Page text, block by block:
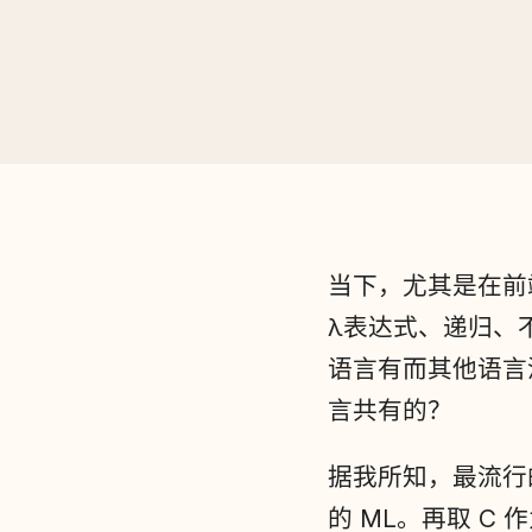
当下，尤其是在
λ表达式、递归、
语言有而其他语
言共有的？
据我所知，最流
的 ML。再取 C